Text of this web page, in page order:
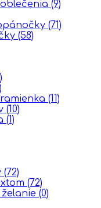
(9)
(71)
(58)
(11)
(10)
(1)
(72)
(72)
(0)